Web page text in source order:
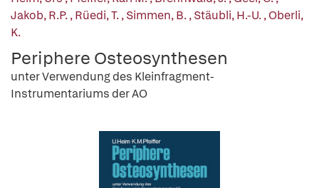
Jakob, R.P.,Rüedi, T.,Simmen, B.,Stäubli, H.-U.,Oberli,
K.
Periphere Osteosynthesen
unter Verwendung des Kleinfragment-
Instrumentariums der AO